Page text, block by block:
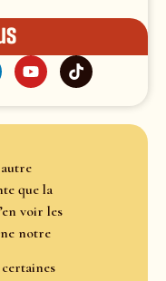
que la
voir les
notre